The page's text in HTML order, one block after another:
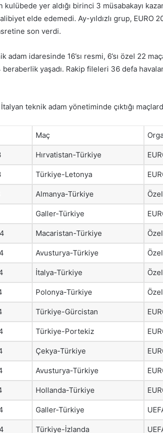
kulübede yer aldığı birinci 3 müsabakayı
elde edemedi. Ay-yıldızlı grup, EURO
son verdi.
adam idaresinde 16’sı resmi, 6’sı özel 22
yaşadı. Rakip fileleri 36 defa
teknik adam yönetiminde çıktığı
Maç
Hırvatistan-Türkiye
Türkiye-Letonya
Almanya-Türkiye Özel
Galler-Türkiye
Macaristan-Türkiye Özel
Avusturya-Türkiye Özel
İtalya-Türkiye Özel
Polonya-Türkiye Özel
Türkiye-Gürcistan
Türkiye-Portekiz
Çekya-Türkiye
Avusturya-Türkiye
Hollanda-Türkiye
Galler-Türkiye
Türkiye-İzlanda